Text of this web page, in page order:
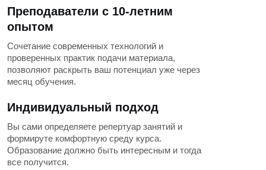
Преподаватели с 10-летним
опытом
Сочетание современных технологий и
проверенных практик подачи материала,
позволяют раскрыть ваш потенциал уже через
месяц обучения.
Индивидуальный подход
Вы сами определяете репертуар занятий и
формируте комфортную среду курса.
Образование должно быть интересным и тогда
все получится.